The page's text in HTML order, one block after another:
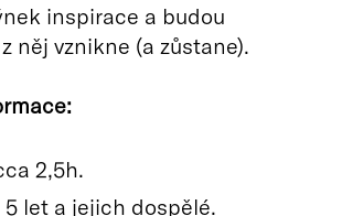
inspirace a budou
něj vznikne (a zůstane).
2,5h.
5 let a jejich dospělé.